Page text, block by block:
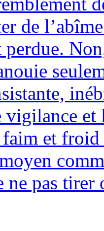
de
per­due.
vigi­lance
et froid
ne pas tirer